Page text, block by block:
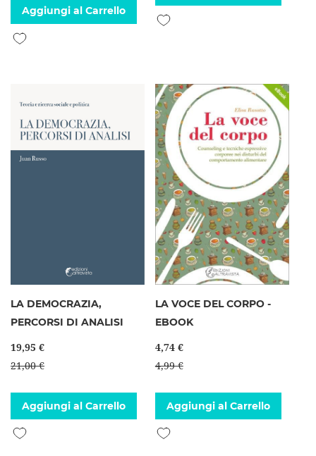
Aggiungi al Carrello
Aggiungi alla lista desideri
Aggiungi alla lista desideri
LA DEMOCRAZIA,
PERCORSI DI ANALISI
19,95 €
21,00 €
Aggiungi al Carrello
Aggiungi alla lista desideri
LA VOCE DEL CORPO -
EBOOK
4,74 €
4,99 €
Aggiungi al Carrello
Aggiungi alla lista desideri